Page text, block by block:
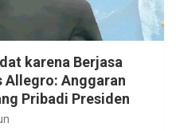
karena Berjasa
Allegro: Anggaran
Pribadi Presiden